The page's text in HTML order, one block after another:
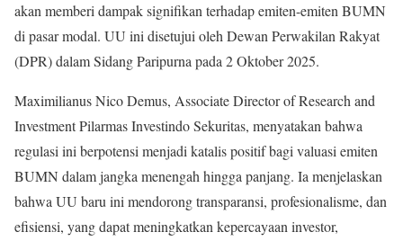
akan memberi dampak signifikan terhadap emiten-emiten BUMN
di pasar modal. UU ini disetujui oleh Dewan Perwakilan Rakyat
(DPR) dalam Sidang Paripurna pada 2 Oktober 2025.
Maximilianus Nico Demus, Associate Director of Research and
Investment Pilarmas Investindo Sekuritas, menyatakan bahwa
regulasi ini berpotensi menjadi katalis positif bagi valuasi emiten
BUMN dalam jangka menengah hingga panjang. Ia menjelaskan
bahwa UU baru ini mendorong transparansi, profesionalisme, dan
efisiensi, yang dapat meningkatkan kepercayaan investor,